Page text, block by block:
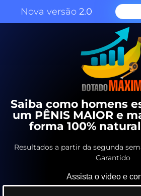
Nova versão 2.0
Saiba como homens
um PÊNIS MAIOR e
forma 100%
Resultados a partir da segunda
Garantido
Assista o video e